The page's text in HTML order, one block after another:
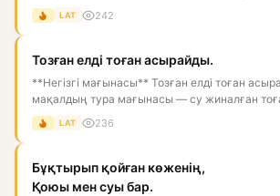
ауыр болат...
LAT 242
Тозған елді тоған асырайды.
**Негізгі мағынасы** Тозған елді тоған
мақалдың тура мағынасы — су жиналған
көп, ол айна...
LAT 236
Бұқтырып қойған көженің,
Қоюы мен суы бар.